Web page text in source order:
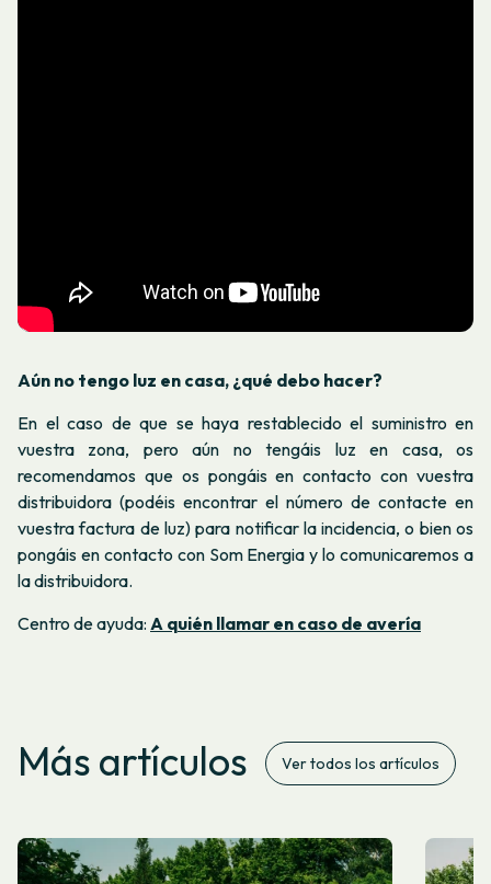
Aún no tengo luz en casa, ¿qué debo hacer?
En el caso de que se haya restablecido el suministro en
vuestra zona, pero aún no tengáis luz en casa, os
recomendamos que os pongáis en contacto con vuestra
distribuidora (podéis encontrar el número de contacte en
vuestra factura de luz) para notificar la incidencia, o bien os
pongáis en contacto con Som Energia y lo comunicaremos a
la distribuidora.
Centro de ayuda: A quién llamar en caso de avería
Más artículos Ver todos los artículos